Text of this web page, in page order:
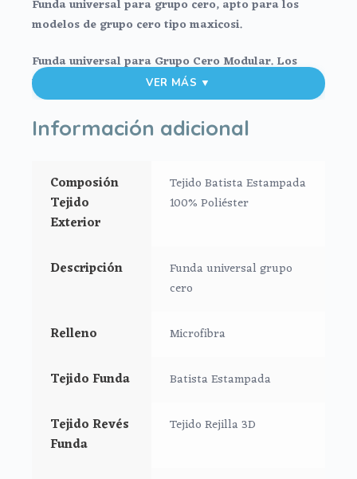
Funda universal para grupo cero, apto para los
modelos de grupo cero tipo maxicosi.
Funda universal para Grupo Cero Modular. Los
modelos de grupo cero que reclinan
*Funda en batista estampada con relleno
microfibra hueca para mayor confort del bebé.
*Ojales para los arneses.
*El relleno de la funda es micro fibra prensada para
mayor confort y comodidad del bebé.
*El tejido posterior de la funda es rejilla 3D de mucha
consistencia para que no se aplaste con el peso de
*Trasera en la parte superior de la funda.
*Trasera en la parte inferior de la funda.
**Puedes lavar tu funda a mano o en lavadora siempre
en agua fría, jabones no abrasivos y secado al
VER MÁS ▼
Información adicional
Composión
Tejido
Exterior
Tejido Batista Estampada
100% Poliéster
Descripción
Funda universal grupo
cero
Relleno Microfibra
Tejido Funda Batista Estampada
Tejido Revés
Funda
Tejido Rejilla 3D